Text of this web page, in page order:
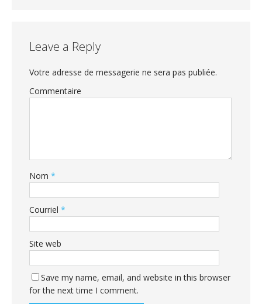
Leave a Reply
Votre adresse de messagerie ne sera pas publiée.
Commentaire
Nom *
Courriel *
Site web
Save my name, email, and website in this browser
for the next time I comment.